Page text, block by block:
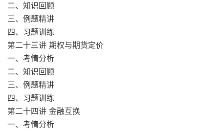
二、知识回顾
三、例题精讲
四、习题训练
第二十三讲 期权与期货定价
一、考情分析
二、知识回顾
三、例题精讲
四、习题训练
第二十四讲 金融互换
一、考情分析